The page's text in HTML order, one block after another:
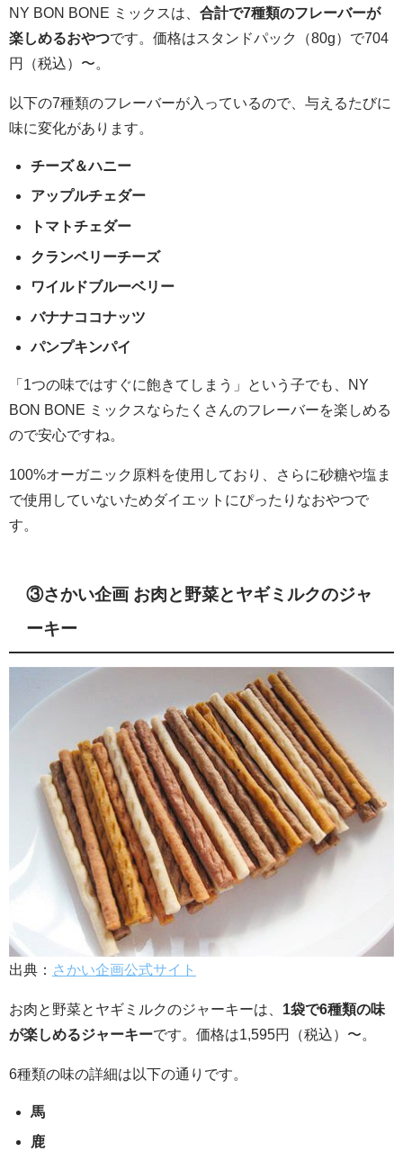
NY BON BONE ミックスは、 合計で7種類のフレーバーが
楽しめるおやつです。価格はスタンドパック（80g）で704
円（税込）〜。
以下の7種類のフレーバーが入っているので、与えるたびに
味に変化があります。
チーズ＆ハニー
アップルチェダー
トマトチェダー
クランベリーチーズ
ワイルドブルーベリー
バナナココナッツ
パンプキンパイ
「1つの味ではすぐに飽きてしまう」という子でも、NY
BON BONE ミックスならたくさんのフレーバーを楽しめる
ので安心ですね。
100%オーガニック原料を使用しており、さらに砂糖や塩ま
で使用していないためダイエットにぴったりなおやつで
す。
③さかい企画 お肉と野菜とヤギミルクのジャ
ーキー
出典： さかい企画公式サイト
お肉と野菜とヤギミルクのジャーキーは、 1袋で6種類の味
が楽しめるジャーキーです。価格は1,595円（税込）〜。
6種類の味の詳細は以下の通りです。
馬
鹿